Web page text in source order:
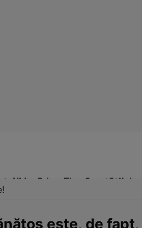
Video Prime Time SportStil de
este, de